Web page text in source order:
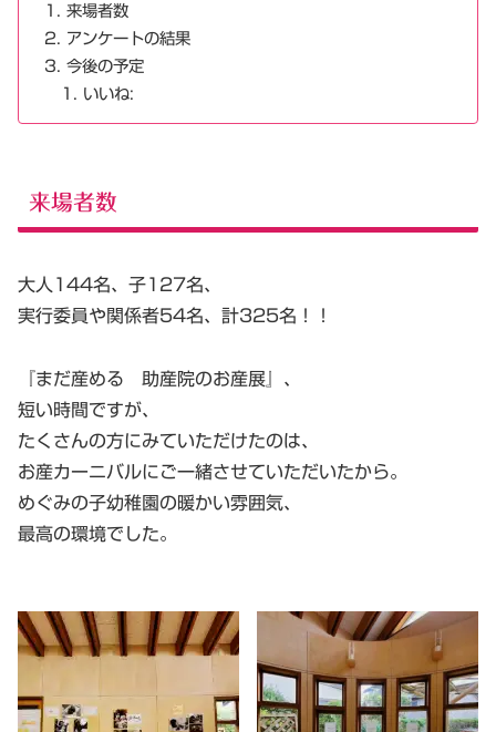
来場者数
アンケートの結果
今後の予定
いいね:
来場者数
大人144名、子127名、
実行委員や関係者54名、計325名！！
『まだ産める 助産院のお産展』、
短い時間ですが、
たくさんの方にみていただけたのは、
お産カーニバルにご一緒させていただいたから。
めぐみの子幼稚園の暖かい雰囲気、
最高の環境でした。